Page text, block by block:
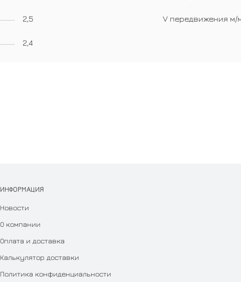
2,5 V передвижения м/
2,4
ИНФОРМАЦИЯ
Новости
О компании
Оплата и доставка
Калькулятор доставки
Политика конфиденциальности